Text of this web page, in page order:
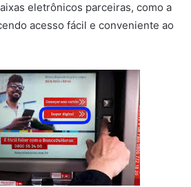
eletrônicos parceiras, como a
acesso fácil e conveniente ao